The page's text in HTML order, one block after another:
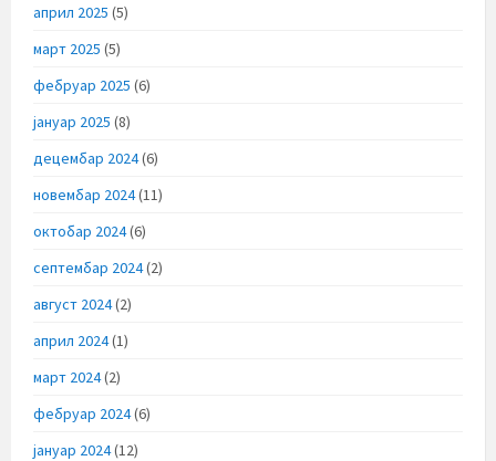
април 2025 (5)
март 2025 (5)
фебруар 2025 (6)
јануар 2025 (8)
децембар 2024(6)
новембар 2024(11)
октобар 2024(6)
септембар 2024(2)
август 2024(2)
април 2024(1)
март 2024(2)
фебруар 2024(6)
јануар 2024(12)